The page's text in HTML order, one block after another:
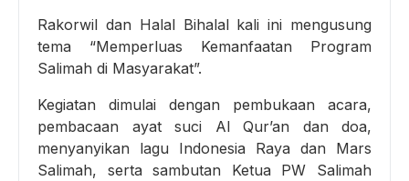
Rakorwil dan Halal Bihalal kali ini mengusung
tema “Memperluas Kemanfaatan Program
Salimah di Masyarakat”.
Kegiatan dimulai dengan pembukaan acara,
pembacaan ayat suci Al Qur’an dan doa,
menyanyikan lagu Indonesia Raya dan Mars
Salimah, serta sambutan Ketua PW Salimah